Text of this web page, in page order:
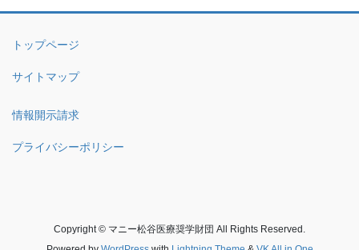
トップページ
サイトマップ
情報開示請求
プライバシーポリシー
Copyright © マニー松谷医療奨学財団 All Rights Reserved.